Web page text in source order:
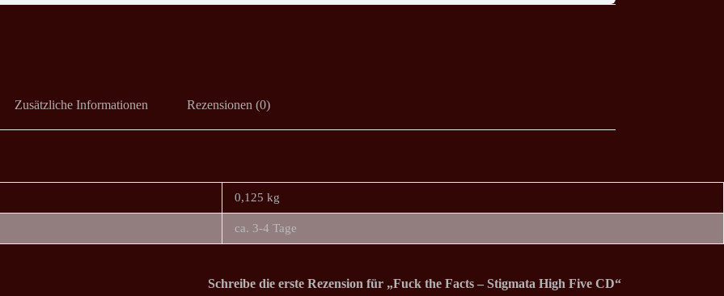
Zusätzliche Informationen Rezensionen (0)
0,125 kg
ca. 3-4 Tage
Schreibe die erste Rezension für „Fuck the Facts – Stigmata High Five CD“